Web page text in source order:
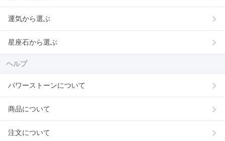
運気から選ぶ
星座石から選ぶ
ヘルプ
パワーストーンについて
商品について
注文について